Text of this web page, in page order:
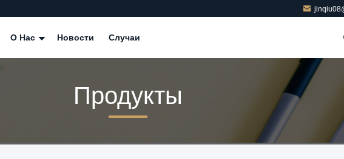
О Нас Новости Случаи
Продукты